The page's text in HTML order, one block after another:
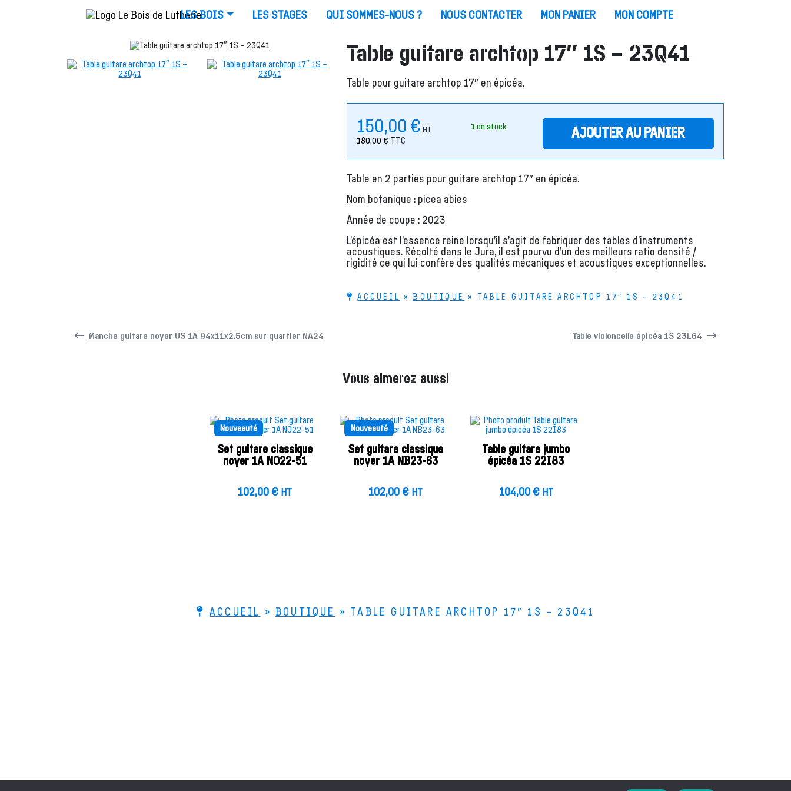
LES BOIS LES STAGES QUI SOMMES-NOUS ? NOUS CONTACTER MON PANIER MON COMPTE
Table guitare archtop 17″ 1S – 23Q41
Table pour guitare archtop 17″ en épicéa.
150,00 € HT
180,00 € TTC
1 en stock AJOUTER AU PANIER
Table en 2 parties pour guitare archtop 17″ en épicéa.
Nom botanique : picea abies
Année de coupe : 2023
L’épicéa est l’essence reine lorsqu’il s’agit de fabriquer des tables d’instruments
acoustiques. Récolté dans le Jura, il est pourvu d’un des meilleurs ratio densité /
rigidité ce qui lui confère des qualités mécaniques et acoustiques exceptionnelles.
ACCUEIL »BOUTIQUE » TABLE GUITARE ARCHTOP 17″ 1S – 23Q41
Manche guitare noyer US 1A 94x11x2.5cm sur quartier NA24 Table violoncelle épicéa 1S 23L64
Vous aimerez aussi
Nouveauté
Set guitare classique
noyer 1A NO22-51
102,00 € HT
Nouveauté
Set guitare classique
noyer 1A NB23-63
102,00 € HT
Table guitare jumbo
épicéa 1S 22I83
104,00 € HT
ACCUEIL » BOUTIQUE » TABLE GUITARE ARCHTOP 17″ 1S – 23Q41